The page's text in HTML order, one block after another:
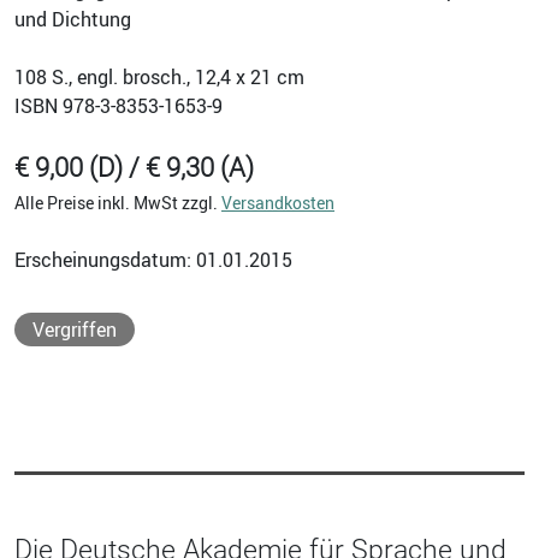
und Dichtung
108 S., engl. brosch., 12,4 x 21 cm
ISBN 978-3-8353-1653-9
€ 9,00 (D) / € 9,30 (A)
Alle Preise inkl. MwSt zzgl. Versandkosten
Erscheinungsdatum: 01.01.2015
Vergriffen
Die Deutsche Akademie für Sprache und